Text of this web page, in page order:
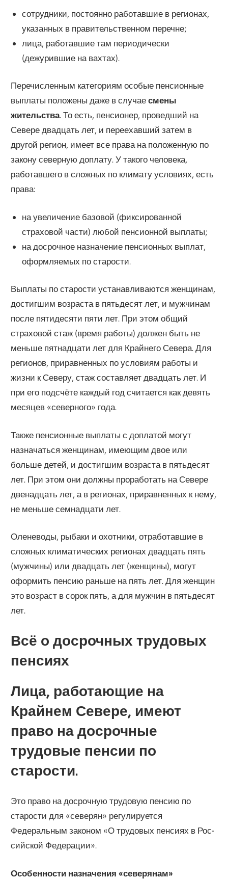
сотрудники, постоянно работавшие в регионах,
указанных в правительственном перечне;
лица, работавшие там периодически
(дежурившие на вахтах).
Перечисленным категориям особые пенсионные
выплаты положены даже в случаесмены
жительства. То есть, пенсионер, проведший на
Севере двадцать лет, и переехавший затем в
другой регион, имеет все права на положенную по
закону северную доплату. У такого человека,
работавшего в сложных по климату условиях, есть
права:
на увеличение базовой (фиксированной
страховой части) любой пенсионной выплаты;
на досрочное назначение пенсионных выплат,
оформляемых по старости.
Выплаты по старости устанавливаются женщинам,
достигшим возраста в пятьдесят лет, и мужчинам
после пятидесяти пяти лет. При этом общий
страховой стаж (время работы) должен быть не
меньше пятнадцати лет для Крайнего Севера. Для
регионов, приравненных по условиям работы и
жизни к Северу, стаж составляет двадцать лет. И
при его подсчёте каждый год считается как девять
месяцев «северного» года.
Также пенсионные выплаты с доплатой могут
назначаться женщинам, имеющим двое или
больше детей, и достигшим возраста в пятьдесят
лет. При этом они должны проработать на Севере
двенадцать лет, а в регионах, приравненных к нему,
не меньше семнадцати лет.
Оленеводы, рыбаки и охотники, отработавшие в
сложных климатических регионах двадцать пять
(мужчины) или двадцать лет (женщины), могут
оформить пенсию раньше на пять лет. Для женщин
это возраст в сорок пять, а для мужчин в пятьдесят
лет.
Всё о досрочных трудовых
пенсиях
Лица, работающие на
Крайнем Севере, имеют
право на досрочные
трудовые пенсии по
старости.
Это право на досрочную трудовую пенсию по
старости для «северян» регулируется
Федеральным законом «О трудовых пенсиях в Рос­
сийской Федерации».
Особенности назначения «северянам»